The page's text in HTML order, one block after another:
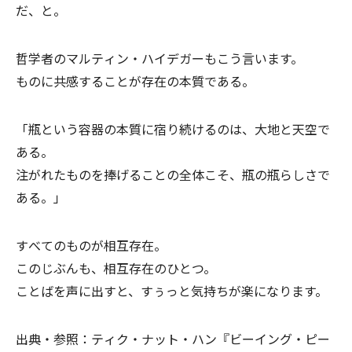
だ、と。
哲学者のマルティン・ハイデガーもこう言います。
ものに共感することが存在の本質である。
「瓶という容器の本質に宿り続けるのは、大地と天空で
ある。
注がれたものを捧げることの全体こそ、瓶の瓶らしさで
ある。」
すべてのものが相互存在。
このじぶんも、相互存在のひとつ。
ことばを声に出すと、すぅっと気持ちが楽になります。
出典・参照：ティク・ナット・ハン『ビーイング・ピー